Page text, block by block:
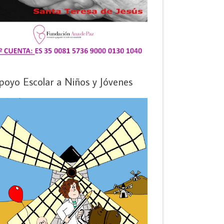
Escolar a Niños y Jóvenes